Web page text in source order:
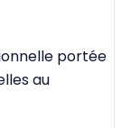
portée
au